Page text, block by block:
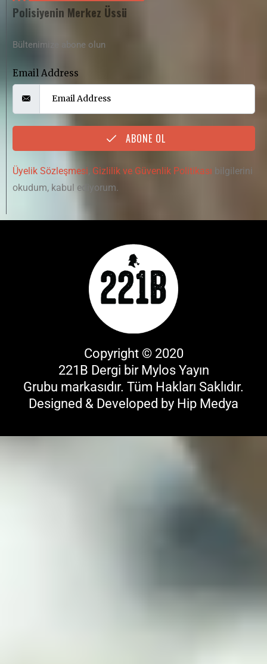
Polisiyenin Merkez Üssü
Bültenimize abone olun
Email Address
ABONE OL
Üyelik Sözleşmesi, Gizlilik ve Güvenlik Politikası bilgilerini
okudum, kabul ediyorum.
Copyright © 2020
221B Dergi bir Mylos Yayın
Grubu markasıdır. Tüm Hakları Saklıdır.
Designed & Developed by Hip Medya